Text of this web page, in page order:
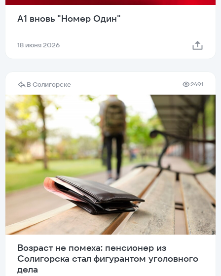
А1 вновь "Номер Один"
18 июня 2026
В Солигорске 2491
Возраст не помеха: пенсионер из
Солигорска стал фигурантом уголовного
дела